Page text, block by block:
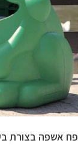
פח אשפה בצורת